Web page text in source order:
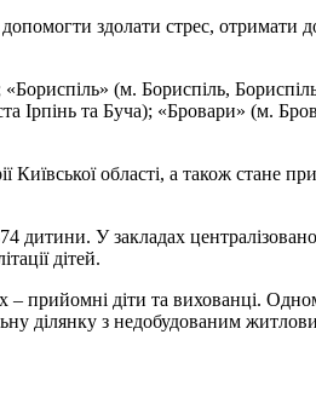
здолати стрес, отримати
(м. Бориспіль,
та Буча); «Бровари» (м.
області, а також стане
дитини. У закладах
дітей.
прийомні діти та вихованці.
ділянку з недобудованим